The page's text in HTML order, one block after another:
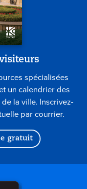
spécialisées
un calendrier des
la ville. Inscrivez-
par courrier.
gratuit